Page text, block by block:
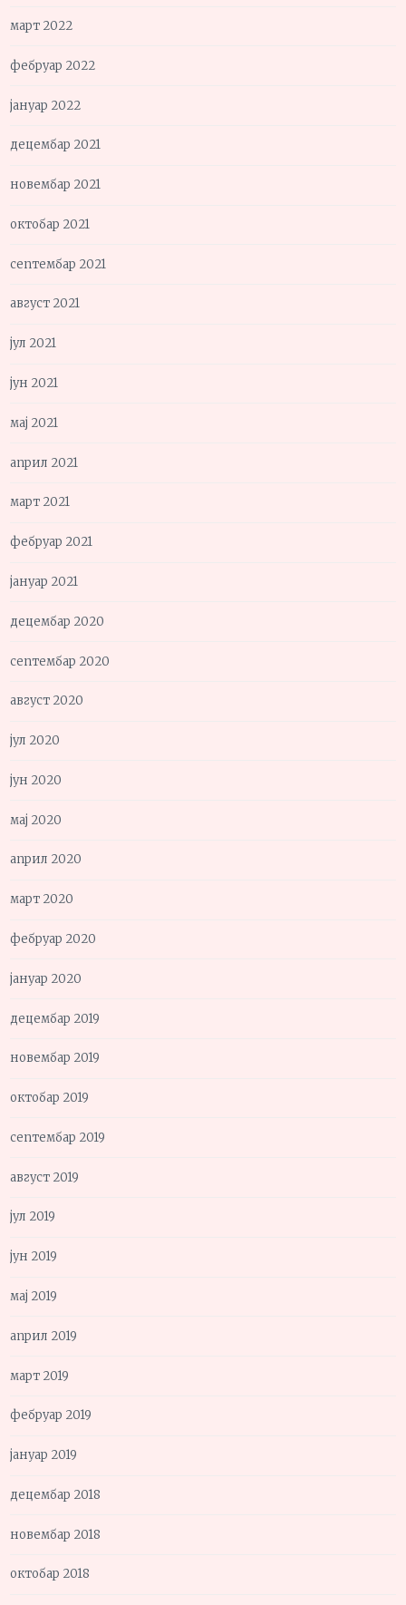
март 2022
фебруар 2022
јануар 2022
децембар 2021
новембар 2021
октобар 2021
септембар 2021
август 2021
јул 2021
јун 2021
мај 2021
април 2021
март 2021
фебруар 2021
јануар 2021
децембар 2020
септембар 2020
август 2020
јул 2020
јун 2020
мај 2020
април 2020
март 2020
фебруар 2020
јануар 2020
децембар 2019
новембар 2019
октобар 2019
септембар 2019
август 2019
јул 2019
јун 2019
мај 2019
април 2019
март 2019
фебруар 2019
јануар 2019
децембар 2018
новембар 2018
октобар 2018